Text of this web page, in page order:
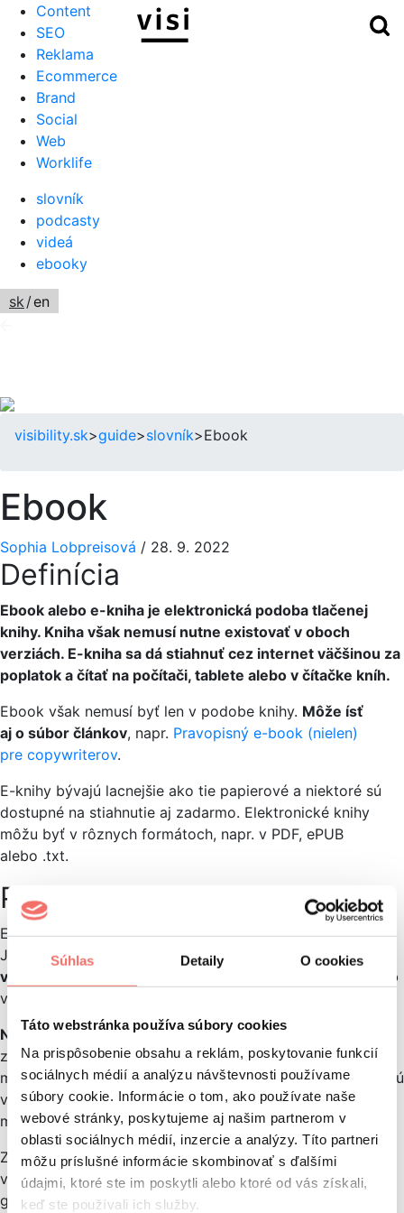
Súhlas Detaily O cookies
Táto webstránka používa súbory cookies
Na prispôsobenie obsahu a reklám, poskytovanie funkcií
sociálnych médií a analýzu návštevnosti používame
súbory cookie. Informácie o tom, ako používate naše
webové stránky, poskytujeme aj našim partnerom v
oblasti sociálnych médií, inzercie a analýzy. Títo partneri
môžu príslušné informácie skombinovať s ďalšími
údajmi, ktoré ste im poskytli alebo ktoré od vás získali,
keď ste používali ich služby.
Menu
Content
SEO
Reklama
Ecommerce
Brand
Social
Web
Worklife
slovník
podcasty
videá
ebooky
sk/en
visibility.sk>guide>slovník>Ebook
Ebook
Sophia Lobpreisová / 28. 9. 2022
Definícia
Ebook alebo e-kniha je elektronická podoba tlačenej
knihy. Kniha však nemusí nutne existovať v oboch
verziách. E-kniha sa dá stiahnuť cez internet väčšinou za
poplatok a čítať na počítači, tablete alebo v čítačke kníh.
Ebook však nemusí byť len v podobe knihy. Môže ísť
aj o súbor článkov, napr. Pravopisný e-book (nielen)
pre copywriterov.
E-knihy bývajú lacnejšie ako tie papierové a niektoré sú
dostupné na stiahnutie aj zadarmo. Elektronické knihy
môžu byť v rôznych formátoch, napr. v PDF, ePUB
alebo .txt.
Popis
Ebook so sebou prináša niekoľko plusov ale aj mínusov.
Jedna z hlavných
je, že si ju môže čitateľzakúpiť
v pohodlí domova
miesto
v poličke alebo taške.
Nevýhodae-knihy je, že ju čítate cez elektronické
zariadenie. Dlhodobé pozeranie na svietiacu obrazovku
môže môže mať negatívny efekt nazrak čitateľov. Existujú
však špeciálne čítačky (napr. Kindle), ktoré nevyžarujú
modré svetlo.
Z marketingového hľadiska môžu byť ebooky súčasťou
vašejmarketingovej content stratégie, napr. v rámci lead
generation kampane.